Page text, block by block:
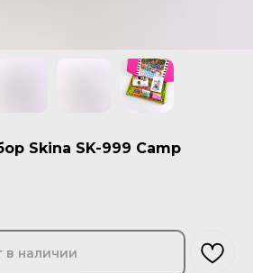
Skina SK-999 Camp
в наличии